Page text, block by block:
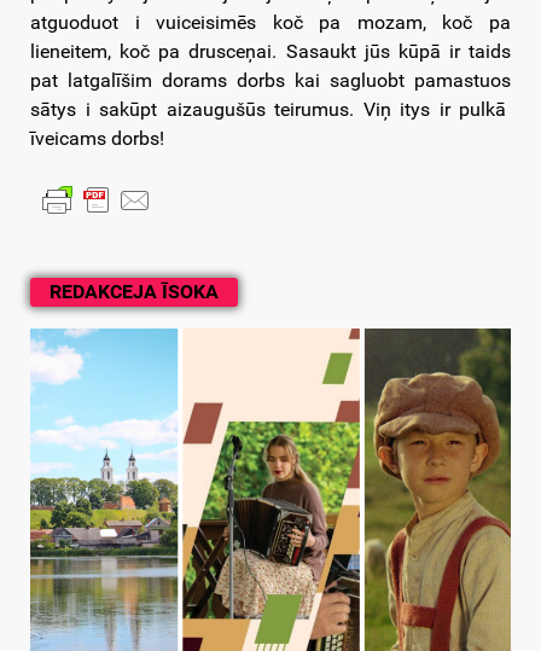
REDAKCEJA ĪSOKA
atguoduot i vuiceisimēs koč pa mozam, koč pa
lieneitem, koč pa drusceņai. Sasaukt jūs kūpā ir taids
pat latgalīšim dorams dorbs kai sagluobt pamastuos
sātys i sakūpt aizaugušūs teirumus. Viņ itys ir pulkā
īveicams dorbs!